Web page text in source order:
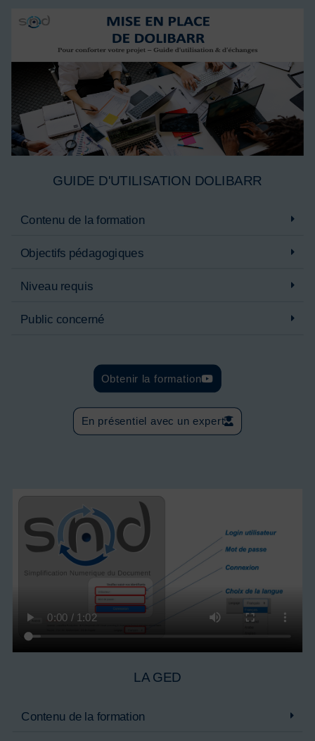
GUIDE D'UTILISATION DOLIBARR
Contenu de la formation
Objectifs pédagogiques
Niveau requis
Public concerné
Obtenir la formation
En présentiel avec un expert
LA GED
Contenu de la formation